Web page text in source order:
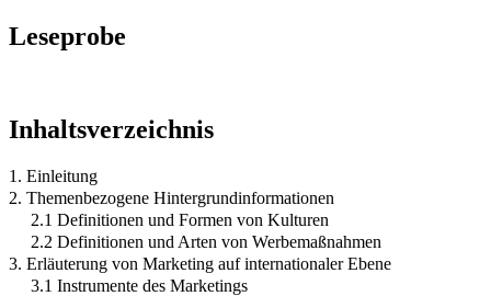
Leseprobe
Inhaltsverzeichnis
1. Einleitung
2. Themenbezogene Hintergrundinformationen
2.1 Definitionen und Formen von Kulturen
2.2 Definitionen und Arten von Werbemaßnahmen
3. Erläuterung von Marketing auf internationaler Ebene
3.1 Instrumente des Marketings